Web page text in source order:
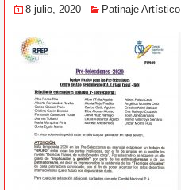
8 julio, 2020 Patinaje Artístico